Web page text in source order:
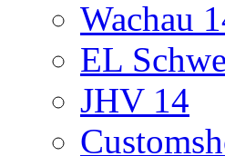
Wachau
EL
JHV 14